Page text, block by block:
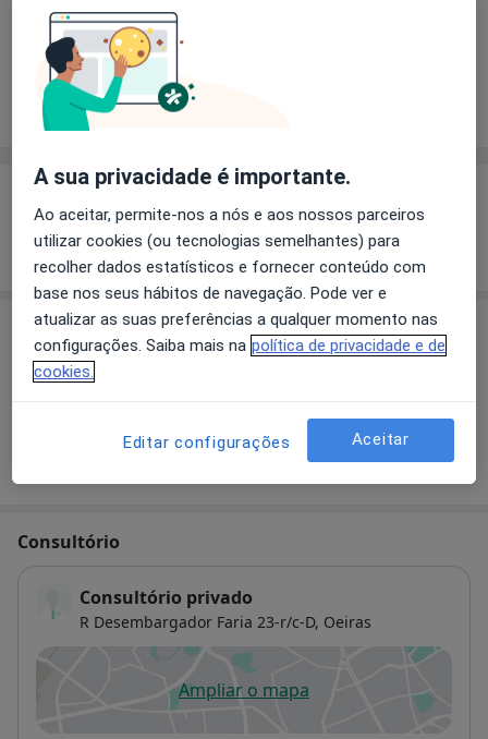
Solicite um atendimento
Experiência Preços
Experiência
Mostrar mais detalhes
sobre a experiência
Preços
Sem informação sobre serviços e preços
informação sobre serviços
Consultório
Consultório privado
R Desembargador Faria 23-r/c-D, Oeiras
Ampliar o mapaabre num novo separador
A sua privacidade é importante.
Ao aceitar, permite-nos a nós e aos nossos parceiros
utilizar cookies (ou tecnologias semelhantes) para
recolher dados estatísticos e fornecer conteúdo com
base nos seus hábitos de navegação. Pode ver e
atualizar as suas preferências a qualquer momento nas
configurações. Saiba mais na política de privacidade e de
cookies.
Editar configurações Aceitar